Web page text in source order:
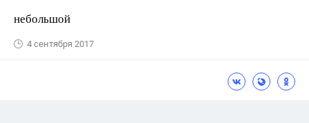
небольшой
4 сентября 2017